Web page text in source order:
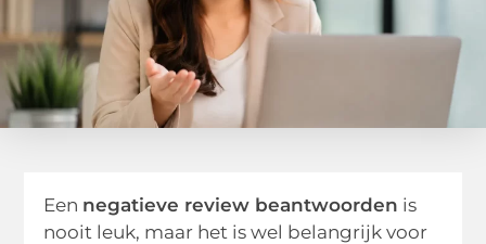
Een negatieve review beantwoorden is
nooit leuk, maar het is wel belangrijk voor